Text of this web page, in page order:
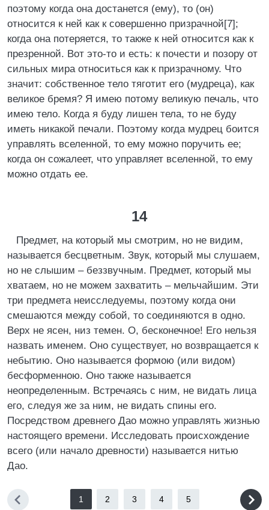
поэтому когда она достанется (ему), то (он)
относится к ней как к совершенно призрачной[7];
когда она потеряется, то также к ней относится как к
презренной. Вот это-то и есть: к почести и позору от
сильных мира относиться как к призрачному. Что
значит: собственное тело тяготит его (мудреца), как
великое бремя? Я имею потому великую печаль, что
имею тело. Когда я буду лишен тела, то не буду
иметь никакой печали. Поэтому когда мудрец боится
управлять вселенной, то ему можно поручить ее;
когда он сожалеет, что управляет вселенной, то ему
можно отдать ее.
14
Предмет, на который мы смотрим, но не видим,
называется бесцветным. Звук, который мы слушаем,
но не слышим – беззвучным. Предмет, который мы
хватаем, но не можем захватить – мельчайшим. Эти
три предмета неисследуемы, поэтому когда они
смешаются между собой, то соединяются в одно.
Верх не ясен, низ темен. О, бесконечное! Его нельзя
назвать именем. Оно существует, но возвращается к
небытию. Оно называется формою (или видом)
бесформенною. Оно также называется
неопределенным. Встречаясь с ним, не видать лица
его, следуя же за ним, не видать спины его.
Посредством древнего Дао можно управлять жизнью
настоящего времени. Исследовать происхождение
всего (или начало древности) называется нитью
Дао.
1 2 3 4 5